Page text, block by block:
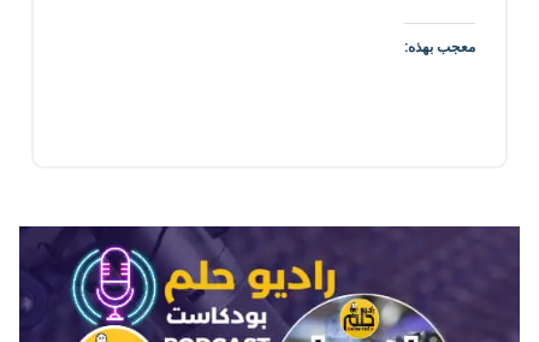
معجب بهذه: